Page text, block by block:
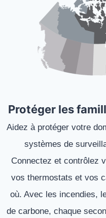
Protéger les
Aidez à protéger votre
systèmes de
Connectez et contrôlez
vos thermostats et vos
où. Avec les incendies,
de carbone, chaque